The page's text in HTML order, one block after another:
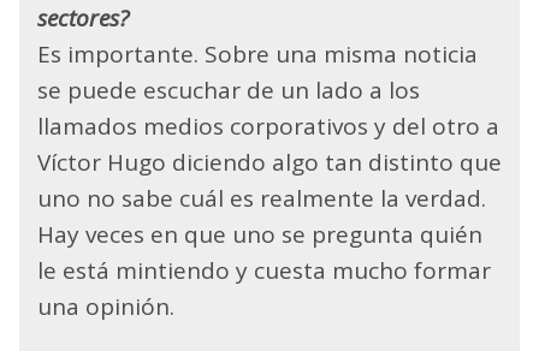
sectores?
Es importante. Sobre una misma noticia
se puede escuchar de un lado a los
llamados medios corporativos y del otro a
Víctor Hugo diciendo algo tan distinto que
uno no sabe cuál es realmente la verdad.
Hay veces en que uno se pregunta quién
le está mintiendo y cuesta mucho formar
una opinión.